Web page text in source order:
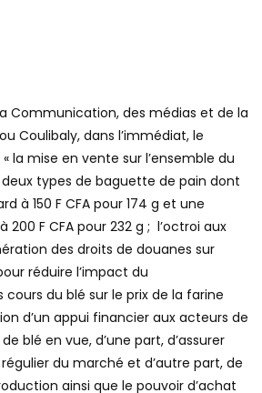
Communication, des médias et de la
Coulibaly, dans l’immédiat, le
la mise en vente sur l’ensemble du
types de baguette de pain dont
à 150 F CFA pour 174 g et une
F CFA pour 232 g ; l’octroi aux
des droits de douanes sur
réduire l’impact du
du blé sur le prix de la farine
d’un appui financier aux acteurs de
blé en vue, d’une part, d’assurer
du marché et d’autre part, de
ainsi que le pouvoir d’achat